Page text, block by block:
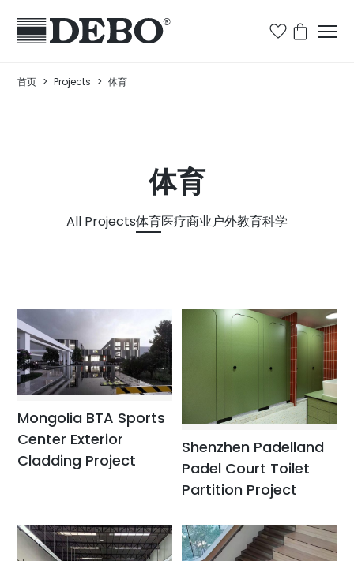
首页 > Projects > 体育
体育
All Projects体育医疗商业户外教育科学
Mongolia BTA Sports
Center Exterior
Cladding Project
Shenzhen Padelland
Padel Court Toilet
Partition Project